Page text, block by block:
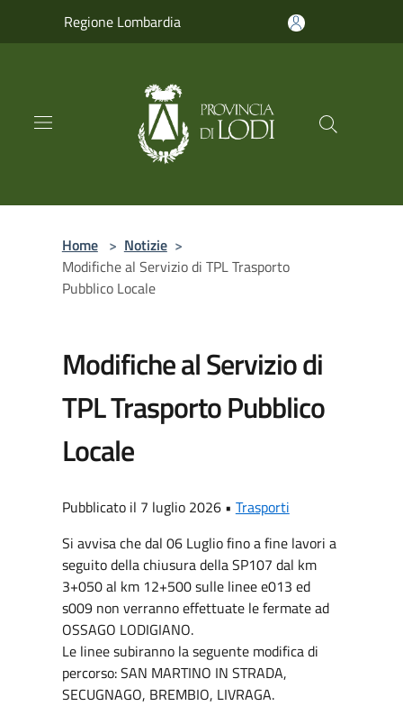
Regione Lombardia
Home > Notizie >
Modifiche al Servizio di TPL Trasporto
Pubblico Locale
Modifiche al Servizio di
TPL Trasporto Pubblico
Locale
Pubblicato il 7 luglio 2026 • Trasporti
Si avvisa che dal 06 Luglio fino a fine lavori a
seguito della chiusura della SP107 dal km
3+050 al km 12+500 sulle linee e013 ed
s009 non verranno effettuate le fermate ad
OSSAGO LODIGIANO.
Le linee subiranno la seguente modifica di
percorso: SAN MARTINO IN STRADA,
SECUGNAGO, BREMBIO, LIVRAGA.